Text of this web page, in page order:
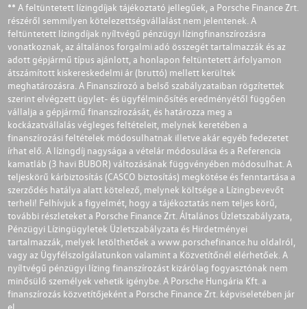
** A feltüntetett lízingdíjak tájékoztató jellegűek, a Porsche Finance Zrt.
részéről semmilyen kötelezettségvállalást nem jelentenek. A
feltüntetett lízingdíjak nyíltvégű pénzügyi lízingfinanszírozásra
vonatkoznak, az általános forgalmi adó összegét tartalmazzák és az
adott gépjármű típus ajánlott, a honlapon feltüntetett árfolyamon
átszámított kiskereskedelmi ár (bruttó) mellett kerültek
meghatározásra. A Finanszírozó a belső szabályzataiban rögzítettek
szerint elvégzett ügylet- és ügyfélminősítés eredményétől függően
vállalja a gépjármű finanszírozását, és határozza meg a
kockázatvállalás végleges feltételeit, melynek keretében a
finanszírozási feltételek módosulhatnak illetve akár egyéb fedezetet
írhat elő. A lízingdíj nagysága a vételár módosulása és a Referencia
kamatláb (3 havi BUBOR) változásának függvényében módosulhat. A
teljeskörű kárbiztosítás (CASCO biztosítás) megkötése és fenntartása a
szerződés hatálya alatt kötelező, melynek költsége a Lízingbevevőt
terheli! Felhívjuk a figyelmét, hogy a tájékoztatás nem teljes körű,
további részleteket a Porsche Finance Zrt. Általános Üzletszabályzata,
Pénzügyi Lízingügyletek Üzletszabályzata és Hirdetményei
tartalmazzák, melyek letölthetőek a www.porschefinance.hu oldalról,
vagy az Ügyfélszolgálatunkon valamint a Közvetítőnél elérhetőek. A
nyíltvégű pénzügyi lízing finanszírozást kizárólag fogyasztónak nem
minősülő személyek vehetik igénybe. A Porsche Hungária Kft. a
finanszírozás közvetítőjeként a Porsche Finance Zrt. képviseletében jár